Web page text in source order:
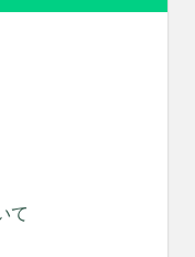
て